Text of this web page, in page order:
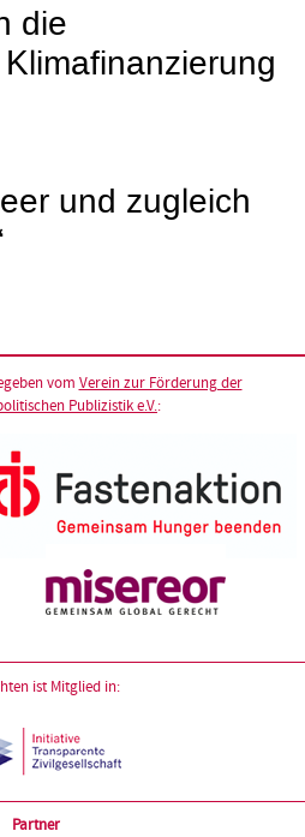
die
und zugleich
vom Verein zur Förderung der
Publizistik e.V.:
ist Mitglied in:
Partner